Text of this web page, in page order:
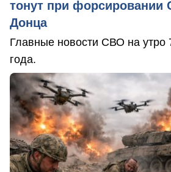
тонут при форсировании
Донца
Главные новости СВО на утро
года.